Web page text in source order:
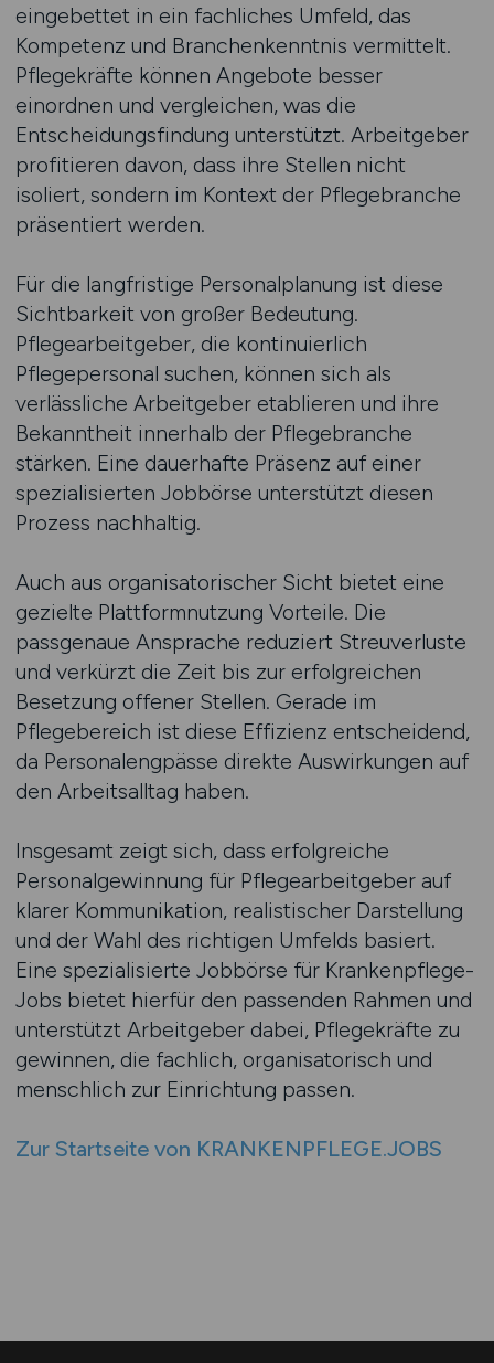
eingebettet in ein fachliches Umfeld, das
Kompetenz und Branchenkenntnis vermittelt.
Pflegekräfte können Angebote besser
einordnen und vergleichen, was die
Entscheidungsfindung unterstützt. Arbeitgeber
profitieren davon, dass ihre Stellen nicht
isoliert, sondern im Kontext der Pflegebranche
präsentiert werden.
Für die langfristige Personalplanung ist diese
Sichtbarkeit von großer Bedeutung.
Pflegearbeitgeber, die kontinuierlich
Pflegepersonal suchen, können sich als
verlässliche Arbeitgeber etablieren und ihre
Bekanntheit innerhalb der Pflegebranche
stärken. Eine dauerhafte Präsenz auf einer
spezialisierten Jobbörse unterstützt diesen
Prozess nachhaltig.
Auch aus organisatorischer Sicht bietet eine
gezielte Plattformnutzung Vorteile. Die
passgenaue Ansprache reduziert Streuverluste
und verkürzt die Zeit bis zur erfolgreichen
Besetzung offener Stellen. Gerade im
Pflegebereich ist diese Effizienz entscheidend,
da Personalengpässe direkte Auswirkungen auf
den Arbeitsalltag haben.
Insgesamt zeigt sich, dass erfolgreiche
Personalgewinnung für Pflegearbeitgeber auf
klarer Kommunikation, realistischer Darstellung
und der Wahl des richtigen Umfelds basiert.
Eine spezialisierte Jobbörse für Krankenpflege-
Jobs bietet hierfür den passenden Rahmen und
unterstützt Arbeitgeber dabei, Pflegekräfte zu
gewinnen, die fachlich, organisatorisch und
menschlich zur Einrichtung passen.
Zur Startseite von KRANKENPFLEGE.JOBS